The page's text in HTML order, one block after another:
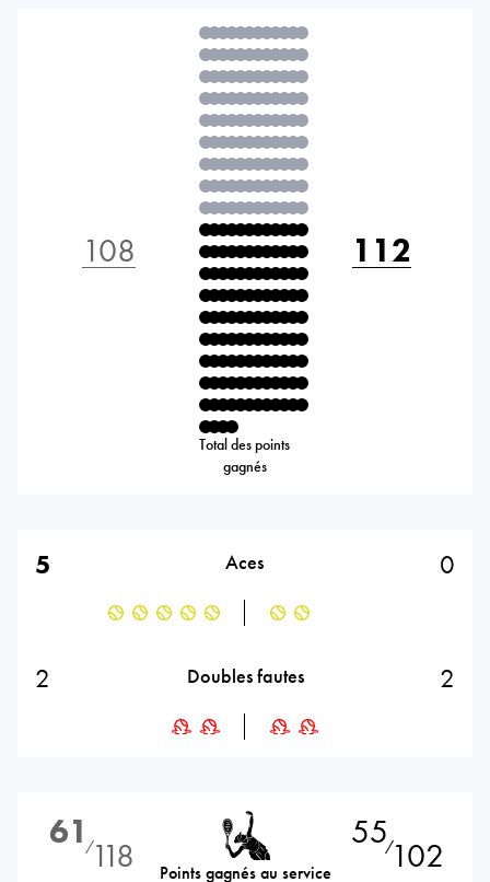
108
Total des points
gagnés
112
5 Aces 0
2 Doubles fautes 2
61 ⁄118 Points gagnés au service
55⁄102